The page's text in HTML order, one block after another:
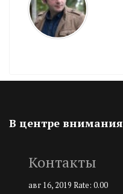
В центре внимания
Контакты
авг 16, 2019 Rate: 0.00